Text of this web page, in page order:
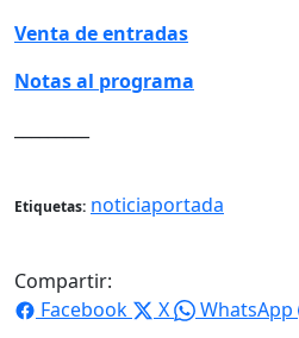
Venta de entradas
Notas al programa
Etiquetas: noticiaportada
Compartir:
Facebook
X WhatsApp